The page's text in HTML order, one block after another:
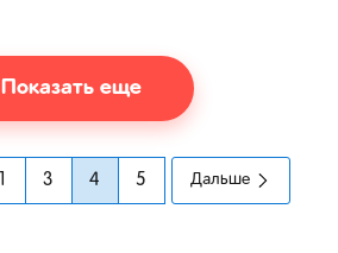
Показать еще
1 3 4 5 Дальше